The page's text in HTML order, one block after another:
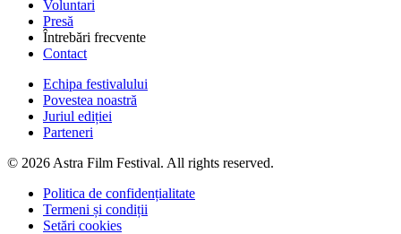
Voluntari
Presă
Întrebări frecvente
Contact
Echipa festivalului
Povestea noastră
Juriul ediției
Parteneri
© 2026 Astra Film Festival. All rights reserved.
Politica de confidențialitate
Termeni și condiții
Setări cookies